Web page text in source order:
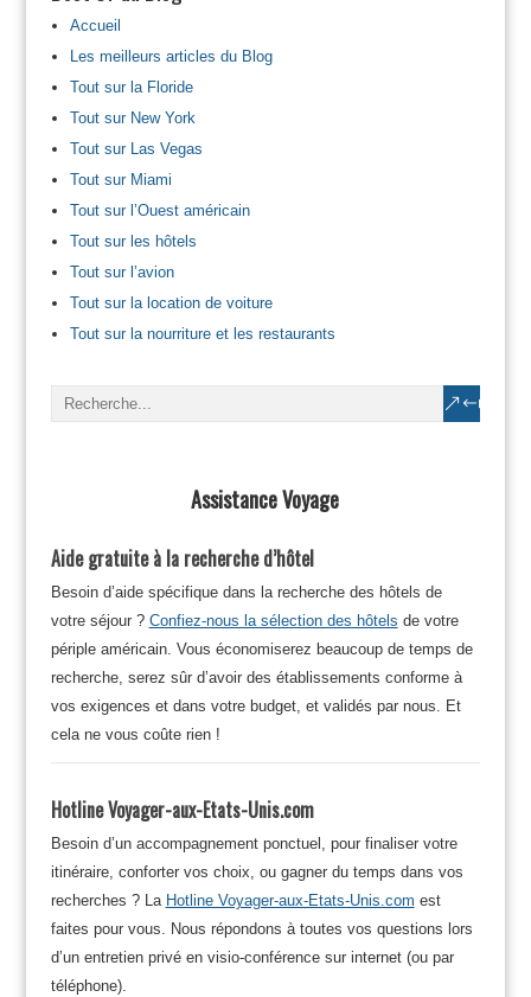
Accueil
Les meilleurs articles du Blog
Tout sur la Floride
Tout sur New York
Tout sur Las Vegas
Tout sur Miami
Tout sur l’Ouest américain
Tout sur les hôtels
Tout sur l’avion
Tout sur la location de voiture
Tout sur la nourriture et les restaurants
Assistance Voyage
Aide gratuite à la recherche d’hôtel
Besoin d’aide spécifique dans la recherche des hôtels de
votre séjour ? Confiez-nous la sélection des hôtels de votre
périple américain. Vous économiserez beaucoup de temps de
recherche, serez sûr d’avoir des établissements conforme à
vos exigences et dans votre budget, et validés par nous. Et
cela ne vous coûte rien !
Hotline Voyager-aux-Etats-Unis.com
Besoin d’un accompagnement ponctuel, pour finaliser votre
itinéraire, conforter vos choix, ou gagner du temps dans vos
recherches ? La Hotline Voyager-aux-Etats-Unis.com est
faites pour vous. Nous répondons à toutes vos questions lors
d’un entretien privé en visio-conférence sur internet (ou par
téléphone).